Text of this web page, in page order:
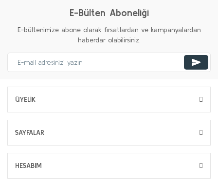
E-Bülten Aboneliği
E-bültenimize abone olarak fırsatlardan ve kampanyalardan
haberdar olabilirsiniz.
ÜYELİK
SAYFALAR
HESABIM